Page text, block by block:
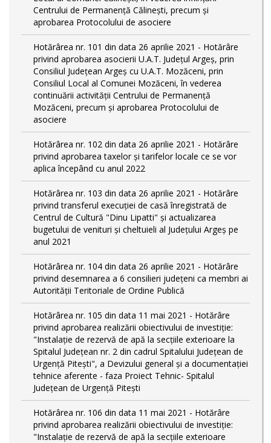
Centrului de Permanență Călinești, precum și
aprobarea Protocolului de asociere
Hotărârea nr. 101 din data 26 aprilie 2021 - Hotărâre
privind aprobarea asocierii U.A.T. Județul Argeș, prin
Consiliul Județean Argeș cu U.A.T. Mozăceni, prin
Consiliul Local al Comunei Mozăceni, în vederea
continuării activității Centrului de Permanență
Mozăceni, precum și aprobarea Protocolului de
asociere
Hotărârea nr. 102 din data 26 aprilie 2021 - Hotărâre
privind aprobarea taxelor și tarifelor locale ce se vor
aplica începând cu anul 2022
Hotărârea nr. 103 din data 26 aprilie 2021 - Hotărâre
privind transferul execuției de casă înregistrată de
Centrul de Cultură "Dinu Lipatti" și actualizarea
bugetului de venituri și cheltuieli al Județului Argeș pe
anul 2021
Hotărârea nr. 104 din data 26 aprilie 2021 - Hotărâre
privind desemnarea a 6 consilieri județeni ca membri ai
Autorității Teritoriale de Ordine Publică
Hotărârea nr. 105 din data 11 mai 2021 - Hotărâre
privind aprobarea realizării obiectivului de investiție:
"Instalație de rezervă de apă la secțiile exterioare la
Spitalul Județean nr. 2 din cadrul Spitalului Județean de
Urgență Pitești", a Devizului general și a documentației
tehnice aferente - faza Proiect Tehnic- Spitalul
Județean de Urgență Pitești
Hotărârea nr. 106 din data 11 mai 2021 - Hotărâre
privind aprobarea realizării obiectivului de investiție:
"Instalație de rezervă de apă la secțiile exterioare